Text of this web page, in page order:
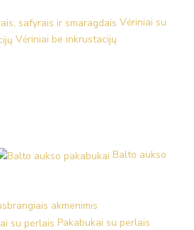
Vėriniai su
Vėriniai be inkrustacijų
Balto aukso
akmenimis
Pakabukai su perlais